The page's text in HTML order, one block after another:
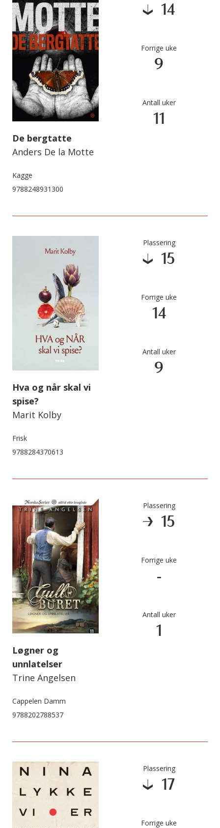
De bergtatte
Anders De la Motte
Kagge
9788248931300
14
Forrige uke
9
Antall uker
11
Hva og når skal vi
spise?
Marit Kolby
Frisk
9788284370613
Plassering
15
Forrige uke
14
Antall uker
9
Løgner og
unnlatelser
Trine Angelsen
Cappelen Damm
9788202788537
Plassering
15
Forrige uke
-
Antall uker
1
Plassering
17
Forrige uke